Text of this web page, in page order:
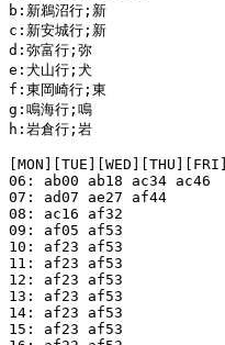
b:新鵜沼行;新
c:新安城行;新
d:弥富行;弥
e:犬山行;犬
f:東岡崎行;東
g:鳴海行;鳴
h:岩倉行;岩
[MON][TUE][WED][THU][FRI]
06: ab00 ab18 ac34 ac46
07: ad07 ae27 af44
08: ac16 af32
09: af05 af53
10: af23 af53
11: af23 af53
12: af23 af53
13: af23 af53
14: af23 af53
15: af23 af53